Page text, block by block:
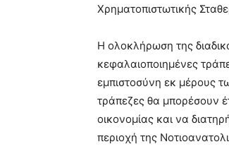
Χρηματοπιστωτικής
Η ολοκλήρωση της
κεφαλαιοποιημένες
εμπιστοσύνη εκ μέρους
τράπεζες θα μπορέσουν
οικονομίας και να
περιοχή της